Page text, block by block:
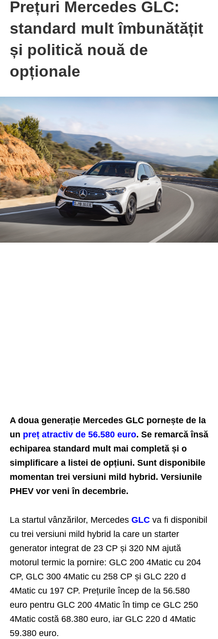
Prețuri Mercedes GLC:
standard mult îmbunătățit
și politică nouă de
opționale
A doua generație Mercedes GLC pornește de la
un preț atractiv de 56.580 euro. Se remarcă însă
echiparea standard mult mai completă și o
simplificare a listei de opțiuni. Sunt disponibile
momentan trei versiuni mild hybrid. Versiunile
PHEV vor veni în decembrie.
La startul vânzărilor, Mercedes GLC va fi disponibil
cu trei versiuni mild hybrid la care un starter
generator integrat de 23 CP și 320 NM ajută
motorul termic la pornire: GLC 200 4Matic cu 204
CP, GLC 300 4Matic cu 258 CP și GLC 220 d
4Matic cu 197 CP. Prețurile încep de la 56.580
euro pentru GLC 200 4Matic în timp ce GLC 250
4Matic costă 68.380 euro, iar GLC 220 d 4Matic
59.380 euro.